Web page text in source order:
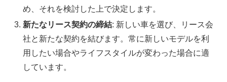
め、それを検討した上で決定します。
新たなリース契約の締結: 新しい車を選び、リース会
社と新たな契約を結びます。常に新しいモデルを利
用したい場合やライフスタイルが変わった場合に適
しています。